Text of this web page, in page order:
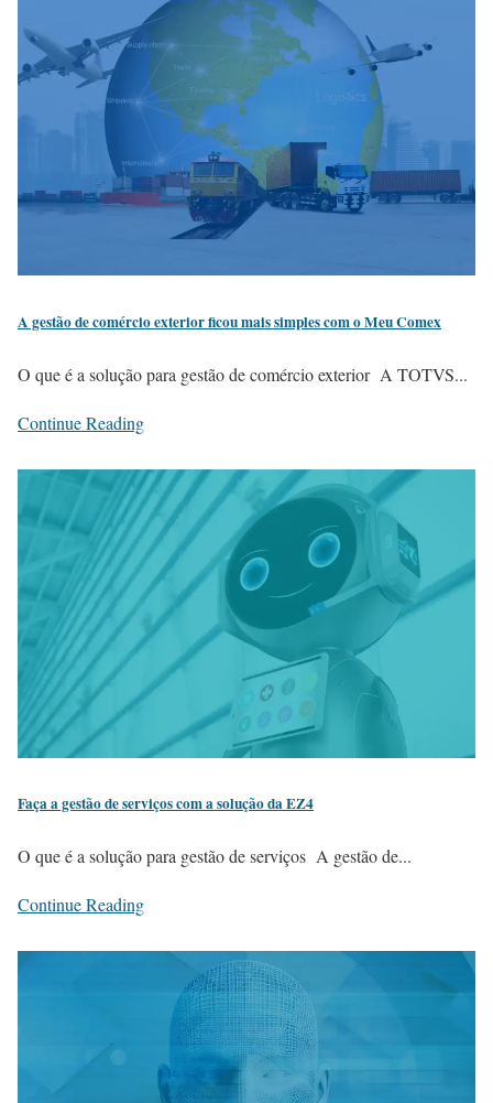
A gestão de comércio exterior ficou mais simples com o Meu Comex
O que é a solução para gestão de comércio exterior A TOTVS...
Continue Reading
Faça a gestão de serviços com a solução da EZ4
O que é a solução para gestão de serviços A gestão de...
Continue Reading